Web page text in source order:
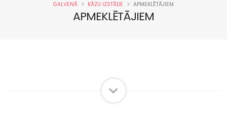
APMEKLĒTĀJIEM
GALVENĀ KĀZU IZSTĀDE APMEKLĒTĀJIEM